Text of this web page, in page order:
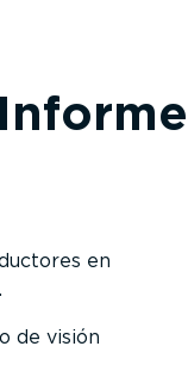
en
de visión